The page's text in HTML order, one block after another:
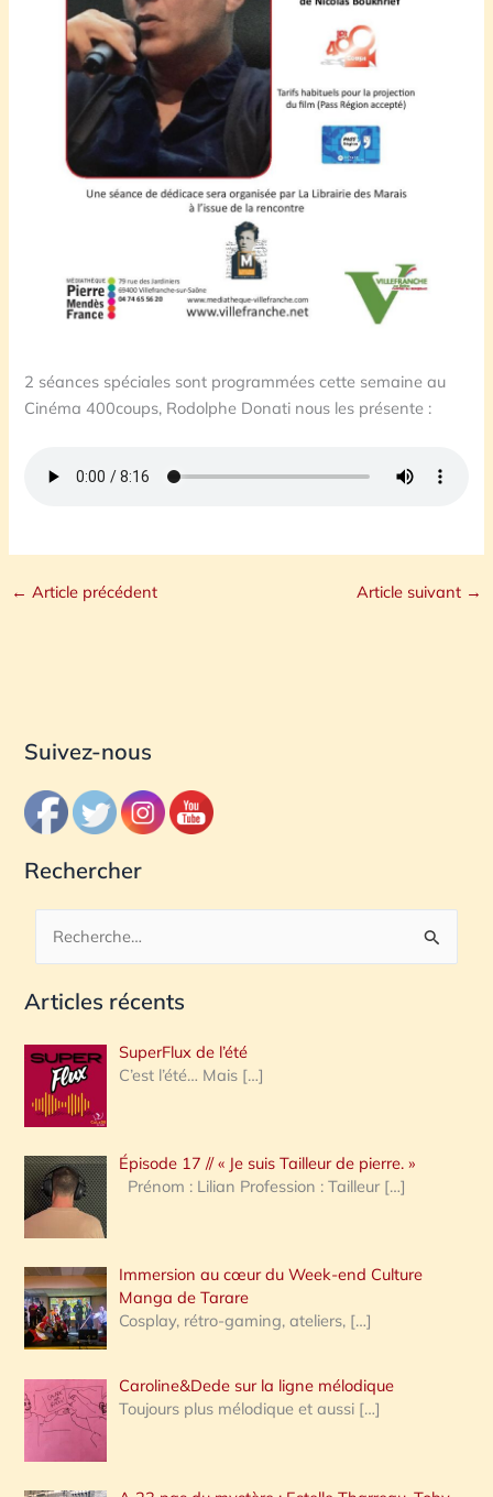
2 séances spéciales sont programmées cette semaine au
Cinéma 400coups, Rodolphe Donati nous les présente :
← Article précédent Article suivant →
Suivez-nous
Rechercher
c
e
r
c
h
e
:
Articles récents
SuperFlux de l’été
C’est l’été… Mais […]
Épisode 17 // « Je suis Tailleur de pierre. »
Prénom : Lilian Profession : Tailleur […]
Immersion au cœur du Week-end Culture
Manga de Tarare
Cosplay, rétro-gaming, ateliers, […]
Caroline&Dede sur la ligne mélodique
Toujours plus mélodique et aussi […]